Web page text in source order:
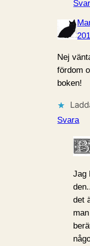
Nej
fördom
boken!
Svara
Jag
det